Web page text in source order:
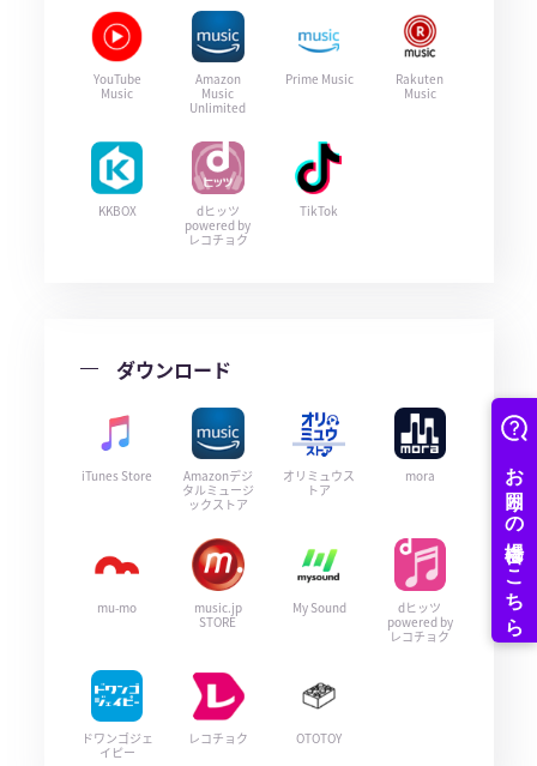
YouTube
Music
Amazon
Music
Unlimited
Prime Music
Rakuten
Music
KKBOX
dヒッツ
powered by
レコチョク
TikTok
ダウンロード
iTunes Store
Amazonデジ
タルミュージ
ックストア
オリミュウス
トア
mora
mu-mo
music.jp
STORE
My Sound
dヒッツ
powered by
レコチョク
ドワンゴジェ
イピー
レコチョク OTOTOY